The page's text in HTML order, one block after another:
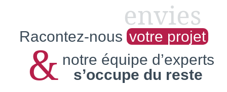
envies
Racontez-nous votre projet
& notre équipe d’experts
s’occupe du reste